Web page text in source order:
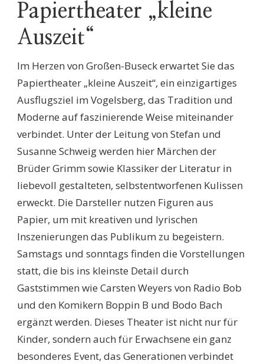
Papiertheater „kleine
Auszeit“
Im Herzen von Großen-Buseck erwartet Sie das
Papiertheater „kleine Auszeit“, ein einzigartiges
Ausflugsziel im Vogelsberg, das Tradition und
Moderne auf faszinierende Weise miteinander
verbindet. Unter der Leitung von Stefan und
Susanne Schweig werden hier Märchen der
Brüder Grimm sowie Klassiker der Literatur in
liebevoll gestalteten, selbstentworfenen Kulissen
erweckt. Die Darsteller nutzen Figuren aus
Papier, um mit kreativen und lyrischen
Inszenierungen das Publikum zu begeistern.
Samstags und sonntags finden die Vorstellungen
statt, die bis ins kleinste Detail durch
Gaststimmen wie Carsten Weyers von Radio Bob
und den Komikern Boppin B und Bodo Bach
ergänzt werden. Dieses Theater ist nicht nur für
Kinder, sondern auch für Erwachsene ein ganz
besonderes Event, das Generationen verbindet